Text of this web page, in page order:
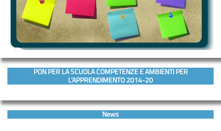
PON PER LA SCUOLA COMPETENZE E AMBIENTI PER
L’APPRENDIMENTO 2014-20
News